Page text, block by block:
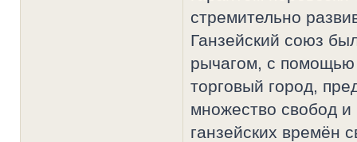
стремительно
Ганзейский союз
рычагом, с помощью
торговый город,
множество свобод
ганзейских времён